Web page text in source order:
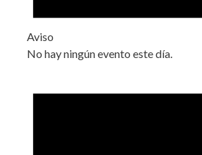
Aviso
No hay ningún evento este día.